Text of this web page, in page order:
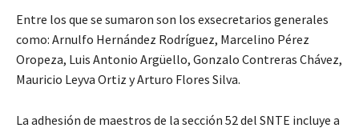
Entre los que se sumaron son los exsecretarios generales
como: Arnulfo Hernández Rodríguez, Marcelino Pérez
Oropeza, Luis Antonio Argüello, Gonzalo Contreras Chávez,
Mauricio Leyva Ortiz y Arturo Flores Silva.
La adhesión de maestros de la sección 52 del SNTE incluye a